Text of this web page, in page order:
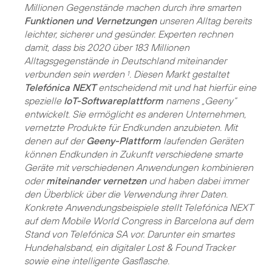
Millionen Gegenstände machen durch ihre smarten
Funktionen und Vernetzungenunseren Alltag bereits
leichter, sicherer und gesünder. Experten rechnen
damit, dass bis 2020 über 183 Millionen
Alltagsgegenstände in Deutschland miteinander
verbunden sein werden 1. Diesen Markt gestaltet
Telefónica NEXTentscheidend mit und hat hierfür eine
spezielle IoT-Softwareplattform namens „Geeny“
entwickelt. Sie ermöglicht es anderen Unternehmen,
vernetzte Produkte für Endkunden anzubieten. Mit
denen auf der Geeny-Plattform laufenden Geräten
können Endkunden in Zukunft verschiedene smarte
Geräte mit verschiedenen Anwendungen kombinieren
odermiteinander vernetzenund haben dabei immer
den Überblick über die Verwendung ihrer Daten.
Konkrete Anwendungsbeispiele stellt Telefónica NEXT
auf dem Mobile World Congress in Barcelona auf dem
Stand von Telefónica SA vor. Darunter ein smartes
Hundehalsband, ein digitaler Lost & Found Tracker
sowie eine intelligente Gasflasche.